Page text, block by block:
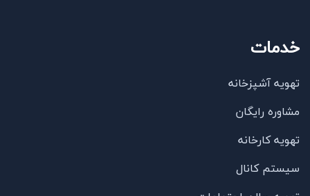
خدمات
تهویه آشپزخانه
مشاوره رایگان
تهویه کارخانه
سیستم کانال